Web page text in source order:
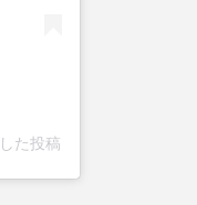
た投稿